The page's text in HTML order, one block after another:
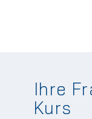
Ihre
Kurs